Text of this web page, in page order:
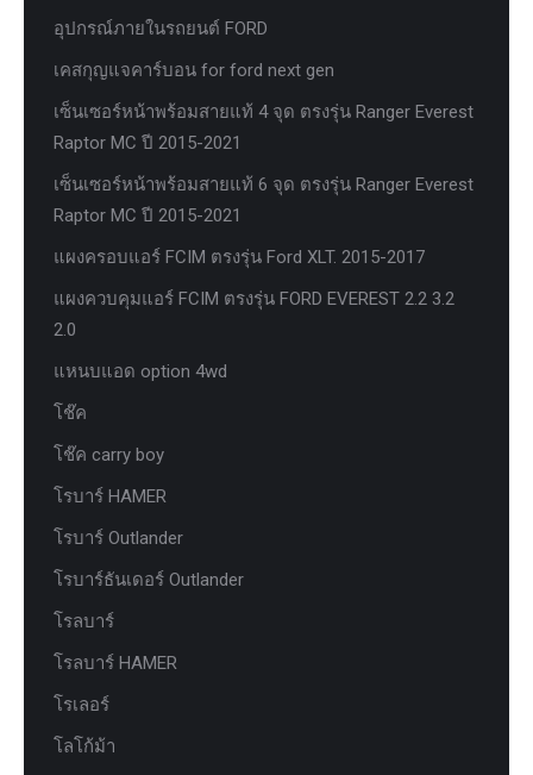
อุปกรณ์ภายในรถยนต์ FORD
เคสกุญแจคาร์บอน for ford next gen
เซ็นเซอร์หน้าพร้อมสายแท้ 4 จุด ตรงรุ่น Ranger Everest
Raptor MC ปี 2015-2021
เซ็นเซอร์หน้าพร้อมสายแท้ 6 จุด ตรงรุ่น Ranger Everest
Raptor MC ปี 2015-2021
แผงครอบแอร์ FCIM ตรงรุ่น Ford XLT. 2015-2017
แผงควบคุมแอร์ FCIM ตรงรุ่น FORD EVEREST 2.2 3.2
2.0
แหนบแอด option 4wd
โช๊ค
โช๊ค carry boy
โรบาร์ HAMER
โรบาร์ Outlander
โรบาร์ธันเดอร์ Outlander
โรลบาร์
โรลบาร์ HAMER
โรเลอร์
โลโก้ม้า